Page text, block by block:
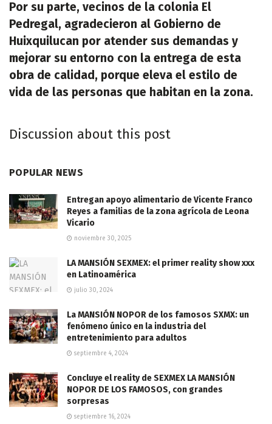
Por su parte, vecinos de la colonia El
Pedregal, agradecieron al Gobierno de
Huixquilucan por atender sus demandas y
mejorar su entorno con la entrega de esta
obra de calidad, porque eleva el estilo de
vida de las personas que habitan en la zona.
Discussion about this post
POPULAR NEWS
Entregan apoyo alimentario de Vicente Franco
Reyes a familias de la zona agrícola de Leona
Vicario
noviembre 30, 2025
LA MANSIÓN SEXMEX: el primer reality show xxx
en Latinoamérica
julio 30, 2024
La MANSIÓN NOPOR de los famosos SXMX: un
fenómeno único en la industria del
entretenimiento para adultos
septiembre 4, 2024
Concluye el reality de SEXMEX LA MANSIÓN
NOPOR DE LOS FAMOSOS, con grandes
sorpresas
septiembre 16, 2024